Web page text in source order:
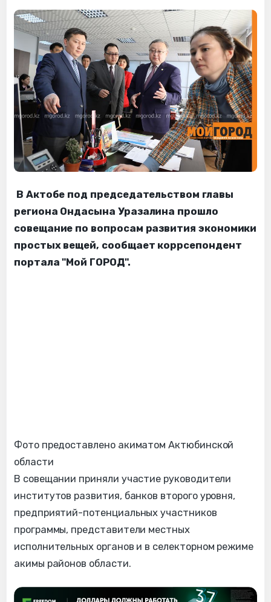
В Актобе под председательством главы
региона Ондасына Уразалина прошло
совещание по вопросам развития экономики
простых вещей, сообщает коррсепондент
портала "Мой ГОРОД".
Фото предоставлено акиматом Актюбинской
области
В совещании приняли участие руководители
институтов развития, банков второго уровня,
предприятий-потенциальных участников
программы, представители местных
исполнительных органов и в селекторном режиме
акимы районов области.